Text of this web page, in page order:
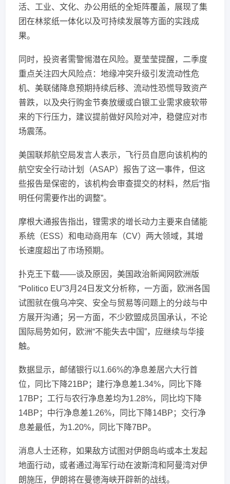
活、工业、文化、办公用纸的全矩阵覆盖，展现了集
团在林浆纸一体化以及可持续发展等方面的实践成
果。
同时，投资者需警惕潜在风险。夏莹莹提醒，二季度
重点关注四大风险点：地缘冲突升级引发流动性危
机、美联储降息预期持续后移、流动性恐慌导致资产
普跌，以及央行购金节奏放缓或白银工业需求疲软带
来的下行压力，建议提前做好风险对冲，稳健应对市
场震荡。
美国联邦航空局发言人表示，飞行员自愿向该机构的
航空安全行动计划（ASAP）报告了这一事件，但这
些报告是保密的，该机构会审查提交的材料，然后“指
明任何需要作出的调整”。
摩根大通报告指出，锂需求的增长动力主要来自储能
系统（ESS）和电动商用车（CV）两大领域，其增
长速度超出了市场预期。
扑克王下载——谈及原因，美国政治新闻网欧洲版
“Politico EU”3月24日发文分析称，一方面，欧洲各国
试图就在俄乌冲突、安全与贸易等问题上的分歧与中
方展开沟通；另一方面，不少欧盟成员国承认，不论
国际局势如何，欧洲“不能失去中国”，应继续与华接
触。
数据显示，邮储银行以1.66%的净息差居六大行首
位，同比下降21BP；建行净息差1.34%，同比下降
17BP；工行与农行净息差均为1.28%，同比均下降
14BP；中行净息差1.26%，同比下降14BP；交行净
息差最低，为1.20%，同比下降7BP。
消息人士还称，如果敌方试图对伊朗岛屿或本土发起
地面行动，或者通过海军行动在波斯湾和阿曼湾对伊
朗施压，伊朗将在曼德海峡开辟新的战线。